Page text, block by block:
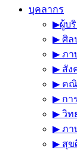
บุคลากร
▶︎ผู้บ
▶︎ ศิล
▶︎ ภา
▶︎ สัง
▶︎ คณิ
▶︎ กา
▶︎ วิท
▶︎ ภา
▶︎ สุข